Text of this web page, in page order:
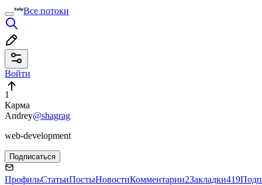
Все потоки
Войти
1
Карма
Andrey@shagrag
web-development
Подписаться
ПрофильСтатьиПостыНовостиКомментарии2Закладки419